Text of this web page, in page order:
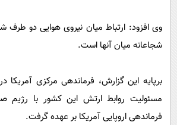
وی افزود: ارتباط میان نیروی هوایی دو طرف
شجاعانه میان آنها است.
مسئولیت روابط ارتش این کشور با رژیم
فرماندهی اروپایی آمریکا بر عهده گرفت.